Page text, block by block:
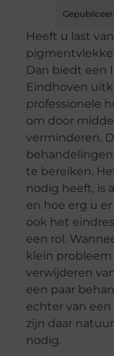
Heeft u last
Dan biedt een
Eindhoven
professionele
om door
verminderen.
te bereiken.
nodig heeft, is
en hoe erg u
ook het
een rol.
klein
verwijderen
een paar
echter van
zijn daar
nodig.